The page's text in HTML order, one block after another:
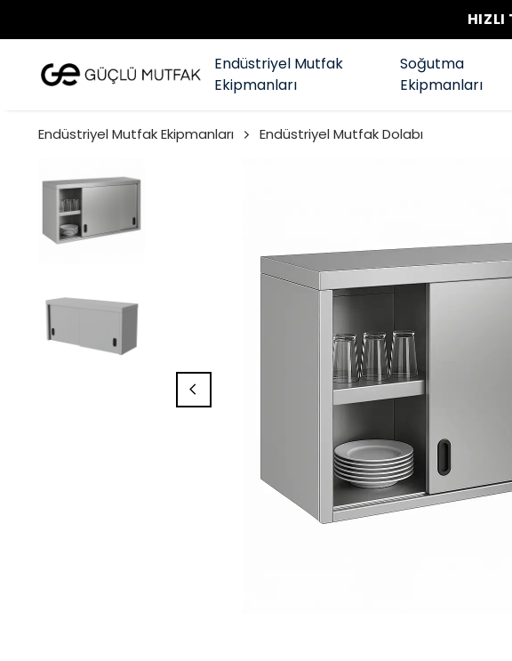
HIZLI
Endüstriyel Mutfak
Ekipmanları
Soğutma
Ekipmanları
Endüstriyel Mutfak Ekipmanları Endüstriyel Mutfak Dolabı